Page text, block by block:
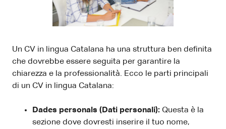
Un CV in lingua Catalana ha una struttura ben definita
che dovrebbe essere seguita per garantire la
chiarezza e la professionalità. Ecco le parti principali
di un CV in lingua Catalana:
Dades personals (Dati personali): Questa è la
sezione dove dovresti inserire il tuo nome,